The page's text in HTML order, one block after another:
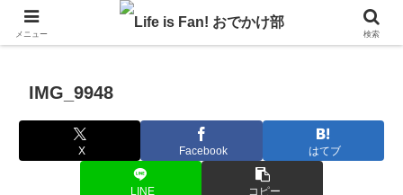
自作キャンピングカーで1年の3分の1を北海道でのんびりバンライフ♪
IMG_9948
X Facebook はてブ
LINE コピー
メニュー 検索